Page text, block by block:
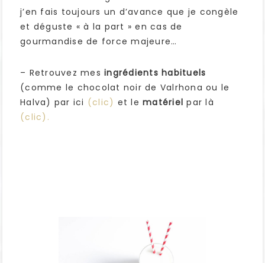
j’en fais toujours un d’avance que je congèle
et déguste « à la part » en cas de
gourmandise de force majeure…
– Retrouvez mes ingrédients habituels
(comme le chocolat noir de Valrhona ou le
Halva) par ici (clic) et le matériel par là
(clic).